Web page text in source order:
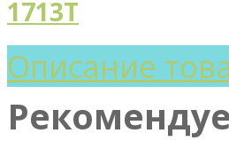
1713T
Описание